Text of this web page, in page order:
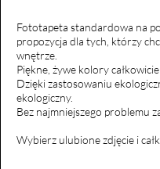
Fototapeta standardowa na
propozycja dla tych, którzy
wnętrze.
Piękne, żywe kolory
Dzięki zastosowaniu
ekologiczny.
Bez najmniejszego problemu
Wybierz ulubione zdjęcie i